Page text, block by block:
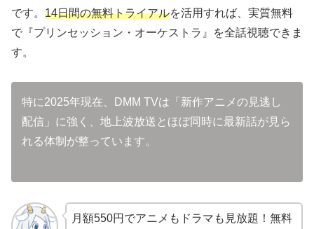
です。 14日間の無料トライアルを活用すれば、実質無料
で『プリンセッション・オーケストラ』を全話視聴できま
す。
特に2025年現在、DMM TVは「新作アニメの見逃し
配信」に強く、地上波放送とほぼ同時に最新話が見ら
れる体制が整っています。
月額550円でアニメもドラマも見放題！無料